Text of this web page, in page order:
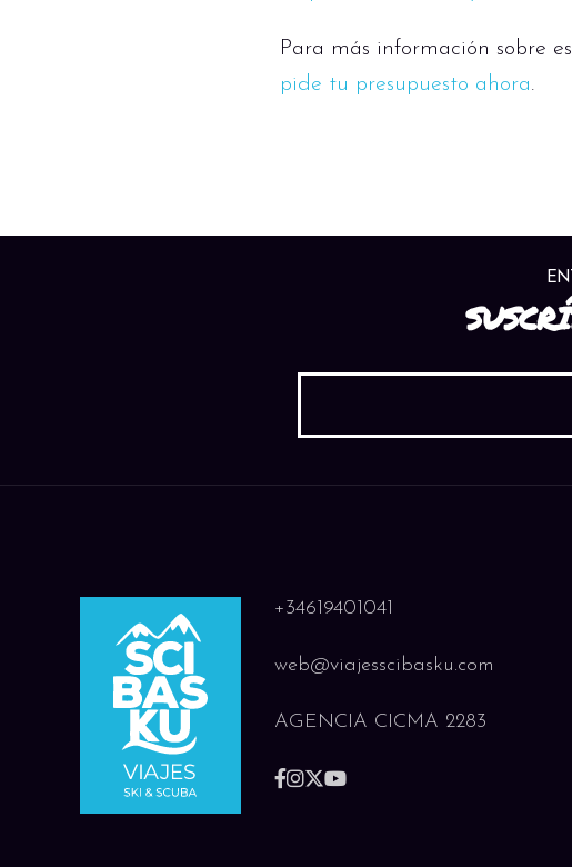
Para más información sobre
pide tu presupuesto ahora.
+34619401041
web@viajesscibasku.com
AGENCIA CICMA 2283